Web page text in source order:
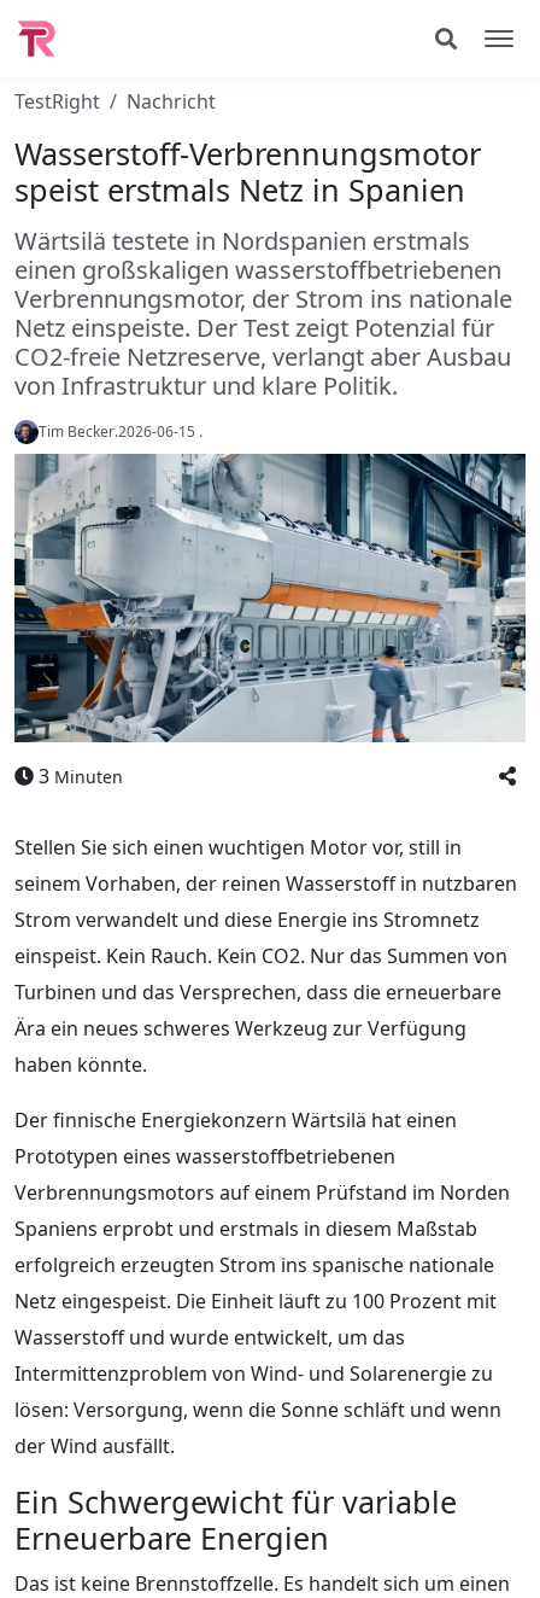
TestRight Nachricht
Wasserstoff-Verbrennungsmotor
speist erstmals Netz in Spanien
Wärtsilä testete in Nordspanien erstmals
einen großskaligen wasserstoffbetriebenen
Verbrennungsmotor, der Strom ins nationale
Netz einspeiste. Der Test zeigt Potenzial für
CO2-freie Netzreserve, verlangt aber Ausbau
von Infrastruktur und klare Politik.
Tim Becker.2026-06-15 .
3 Minuten
Stellen Sie sich einen wuchtigen Motor vor, still in
seinem Vorhaben, der reinen Wasserstoff in nutzbaren
Strom verwandelt und diese Energie ins Stromnetz
einspeist. Kein Rauch. Kein CO2. Nur das Summen von
Turbinen und das Versprechen, dass die erneuerbare
Ära ein neues schweres Werkzeug zur Verfügung
haben könnte.
Der finnische Energiekonzern Wärtsilä hat einen
Prototypen eines wasserstoffbetriebenen
Verbrennungsmotors auf einem Prüfstand im Norden
Spaniens erprobt und erstmals in diesem Maßstab
erfolgreich erzeugten Strom ins spanische nationale
Netz eingespeist. Die Einheit läuft zu 100 Prozent mit
Wasserstoff und wurde entwickelt, um das
Intermittenzproblem von Wind- und Solarenergie zu
lösen: Versorgung, wenn die Sonne schläft und wenn
der Wind ausfällt.
Ein Schwergewicht für variable
Erneuerbare Energien
Das ist keine Brennstoffzelle. Es handelt sich um einen